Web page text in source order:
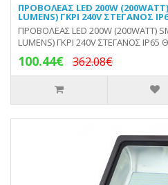
ΠΡΟΒΟΛΕΑΣ LED 200W
LUMENS) ΓΚΡΙ 240V ΣΤΕΓΑΝΟΣ
ΠΡΟΒΟΛΕΑΣ LED 200W (200WATT)
LUMENS) ΓΚΡΙ 240V ΣΤΕΓΑΝΟΣ
100.44€ 362.08€